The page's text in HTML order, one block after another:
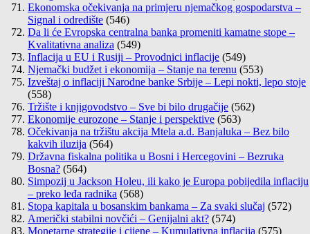
Ekonomska očekivanja na primjeru njemačkog gospodarstva –
Signal i odredište (546)
Da li će Evropska centralna banka promeniti kamatne stope –
Kvalitativna analiza (549)
Inflacija u EU i Rusiji – Provodnici inflacije (549)
Njemački budžet i ekonomija – Stanje na terenu (553)
Izveštaj o inflaciji Narodne banke Srbije – Lepi nokti, lepo stoje
(558)
Tržište i knjigovodstvo – Sve bi bilo drugačije (562)
Ekonomije eurozone – Stanje i perspektive (563)
Očekivanja na tržištu akcija Mtela a.d. Banjaluka – Bez bilo
kakvih iluzija (564)
Državna fiskalna politika u Bosni i Hercegovini – Bezruka
Bosna? (564)
Simpozij u Jackson Holeu, ili kako je Europa pobijedila inflaciju
– preko leđa radnika (568)
Stopa kapitala u bosanskim bankama – Za svaki slučaj (572)
Američki stabilni novčići – Genijalni akt? (574)
Monetarne strategije i cijene – Kumulativna inflacija (575)